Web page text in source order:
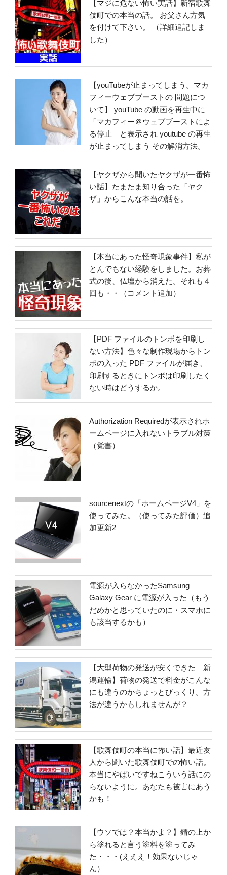
【マジに危ない怖い実話】新宿歌舞
伎町での本当の話。 お父さん方気
を付けて下さい。 （詳細追記しま
した）
【youTubeが止まってしまう。マカ
フィーウェブブーストの 問題につ
いて】 youTube の動画を再生中に
「マカフィー＠ウェブブーストによ
る停止 と表示され youtube の再生
が止まってしまう その解消方法。
【ヤクザから聞いたヤクザが一番怖
い話】たまたま知り合った「ヤク
ザ」からこんな本当の話を。
【本当にあった怪奇現象事件】私が
とんでもない経験をしました。お葬
式の後、仏壇から消えた。それも４
回も・・（コメント追加）
【PDF ファイルのトンボを印刷し
ない方法】色々な制作現場からトン
ボの入った PDF ファイルが届き、
印刷するときにトンボは印刷したく
ない時はどうするか。
Authorization Requiredが表示されホ
ームページに入れないトラブル対策
（覚書）
sourcenextの「ホームページV4」を
使ってみた。（使ってみた評価）追
加更新2
電源が入らなかったSamsung
Galaxy Gear に電源が入った（もう
だめかと思っていたのに・スマホに
も該当するかも）
【大型荷物の発送が安くできた 新
潟運輸】荷物の発送で料金がこんな
にも違うのかちょっとびっくり。方
法が違うかもしれませんが？
【歌舞伎町の本当に怖い話】最近友
人から聞いた歌舞伎町での怖い話。
本当にやばいですねこういう話にの
らないように。あなたも被害にあう
かも！
【ウソでは？本当かよ？】錆の上か
ら塗れると言う塗料を塗ってみ
た・・・(えええ！効果ないじゃ
ん）